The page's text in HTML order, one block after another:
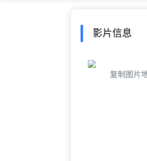
影片信息
复制图片